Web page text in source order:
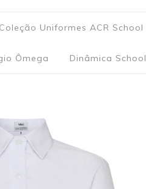
Coleção Uniformes ACR School
Ômega Dinâmica School